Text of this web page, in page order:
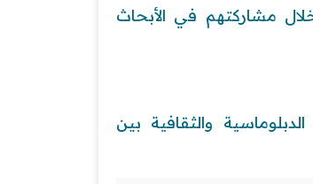
مشاركتهم في الأبحاث
والثقافية بين